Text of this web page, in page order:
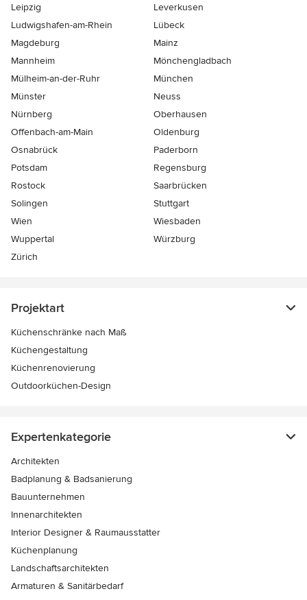
Leipzig
Leverkusen
Ludwigshafen-am-Rhein
Lübeck
Magdeburg
Mainz
Mannheim
Mönchen­gladbach
Mülheim-an-der-Ruhr
München
Münster
Neuss
Nürnberg
Oberhausen
Offenbach-am-Main
Oldenburg
Osnabrück
Paderborn
Potsdam
Regensburg
Rostock
Saarbrücken
Solingen
Stuttgart
Wien
Wiesbaden
Wuppertal
Würzburg
Zürich
Projektart
Küchenschränke nach Maß
Küchengestaltung
Küchenrenovierung
Outdoorküchen-Design
Expertenkategorie
Architekten
Badplanung & Badsanierung
Bauunternehmen
Innenarchitekten
Interior Designer & Raumausstatter
Küchenplanung
Landschaftsarchitekten
Armaturen & Sanitärbedarf